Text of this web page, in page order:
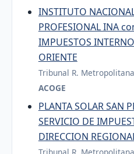
INSTITUTO
PROFESIONAL INA
IMPUESTOS
ORIENTE
Tribunal R.
ACOGE
PLANTA SOLAR SAN
SERVICIO DE
DIRECCION